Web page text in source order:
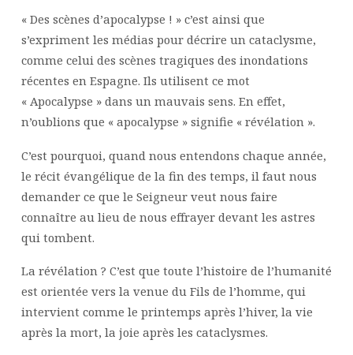
TEMPS
DU
FIGUIER
« Des scènes d’apocalypse ! » c’est ainsi que
s’expriment les médias pour décrire un cataclysme,
comme celui des scènes tragiques des inondations
récentes en Espagne. Ils utilisent ce mot
« Apocalypse » dans un mauvais sens. En effet,
n’oublions que « apocalypse » signifie « révélation ».
C’est pourquoi, quand nous entendons chaque année,
le récit évangélique de la fin des temps, il faut nous
demander ce que le Seigneur veut nous faire
connaître au lieu de nous effrayer devant les astres
qui tombent.
La révélation ? C’est que toute l’histoire de l’humanité
est orientée vers la venue du Fils de l’homme, qui
intervient comme le printemps après l’hiver, la vie
après la mort, la joie après les cataclysmes.